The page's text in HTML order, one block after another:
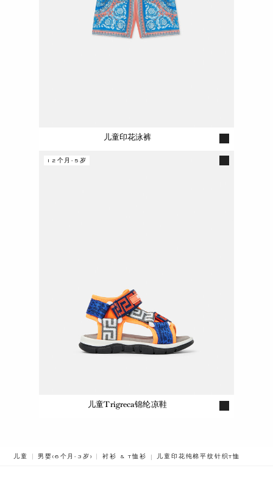
儿童印花泳裤
儿童Trigreca锦纶凉鞋
12个月-5岁
儿童 男婴(6个月-3岁) 衬衫 & T恤衫 儿童印花纯棉平纹针织T恤